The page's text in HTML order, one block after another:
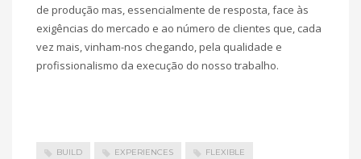
de produção mas, essencialmente de resposta, face às
exigências do mercado e ao número de clientes que, cada
vez mais, vinham-nos chegando, pela qualidade e
profissionalismo da execução do nosso trabalho.
BUILD EXPERIENCES FLEXIBLE